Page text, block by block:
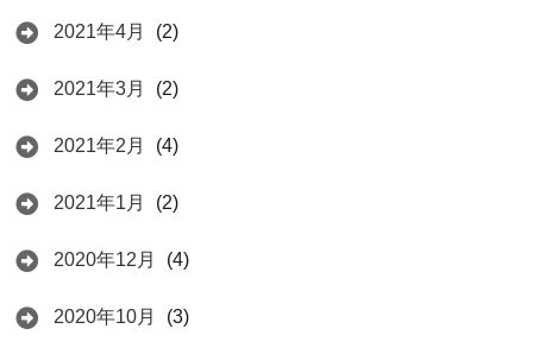
2021年4月 (2)
2021年3月 (2)
2021年2月 (4)
2021年1月 (2)
2020年12月 (4)
2020年10月 (3)